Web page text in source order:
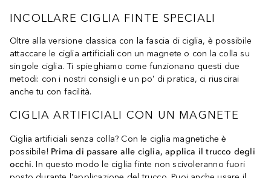
INCOLLARE CIGLIA FINTE SPECIALI
Oltre alla versione classica con la fascia di ciglia, è possibile
attaccare le ciglia artificiali con un magnete o con la colla su
singole ciglia. Ti spieghiamo come funzionano questi due
metodi: con i nostri consigli e un po' di pratica, ci riuscirai
anche tu con facilità.
CIGLIA ARTIFICIALI CON UN MAGNETE
Ciglia artificiali senza colla? Con le ciglia magnetiche è
possibile! Prima di passare alle ciglia, applica il trucco degli
occhi. In questo modo le ciglia finte non scivoleranno fuori